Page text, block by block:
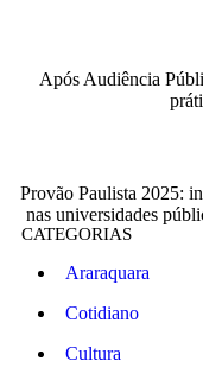
Após Audiência
Provão Paulista 2025:
nas universidades
CATEGORIAS
Araraquara
Cotidiano
Cultura